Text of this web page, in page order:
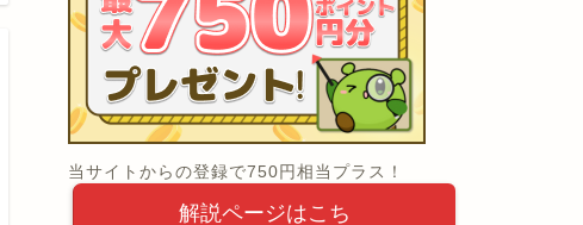
当サイトからの登録で750円相当プラス！
解説ページはこち